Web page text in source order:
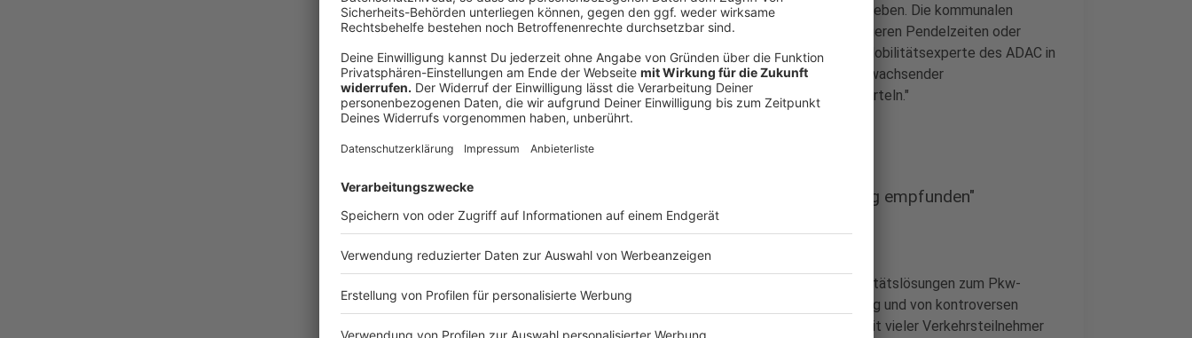
ist stark gewachsen, der Platz auf der Straße aber derselbe geblieben. Die kommunalen
Verkehrssysteme laufen am Limit. Das spiegelt sich in Staus, längeren Pendelzeiten oder
vollen Bussen und Bahnen wider", sagt Prof. Dr. Roman Suthold, Mobilitätsexperte des ADAC in
NRW. "Die steigende Pkw-Dichte pro Einwohner aufgrund weiter wachsender
Zulassungszahlen verstärkt zudem den Parkdruck in den Stadtvierteln."
"Die Rückkehr zur Normalität wird als Verschlechterung empfunden"
Anzeige
Zwar würden die Städte zunehmend versuchen, alternative Mobilitätslösungen zum Pkw-
Verkehr zu stärken, doch die Umsetzung sei in der Regel langwierig und von kontroversen
Debatten begleitet. "Das verstärkt erst einmal die Unzufriedenheit vieler Verkehrsteilnehmer